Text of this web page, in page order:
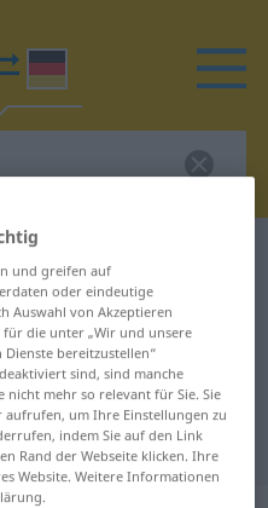
für
und greifen auf
oder eindeutige
Auswahl von Akzeptieren
die unter „Wir und unsere
bereitzustellen“
sind, sind manche
mehr so relevant für Sie. Sie
aufrufen, um Ihre Einstellungen zu
indem Sie auf den Link
Rand der Webseite klicken. Ihre
Website. Weitere Informationen